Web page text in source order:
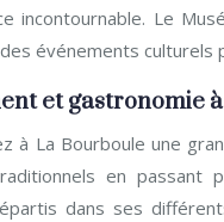
incontournable. Le
événements culturels
et gastronomie
à La Bourboule une
en passant
dans ses